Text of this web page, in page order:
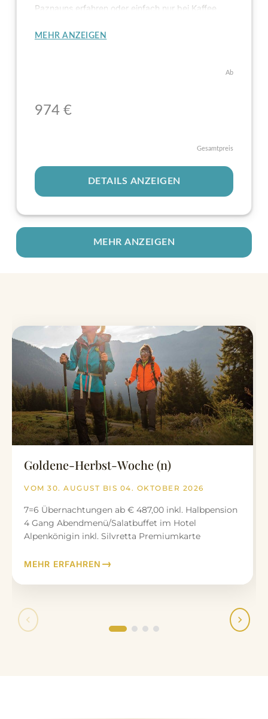
Paznauns erfahren oder einfach nur bei Kaffee
MEHR ANZEIGEN
Ab
974 €
Gesamtpreis
DETAILS ANZEIGEN
MEHR ANZEIGEN
Goldene-Herbst-Woche (n)
VOM 30. AUGUST BIS 04. OKTOBER 2026
7=6 Übernachtungen ab € 487,00 inkl. Halbpension
4 Gang Abendmenü/Salatbuffet im Hotel
Alpenkönigin inkl. Silvretta Premiumkarte
MEHR ERFAHREN